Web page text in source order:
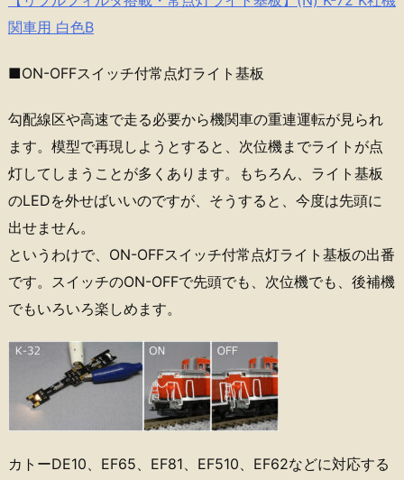
関車用 白色B
■ON-OFFスイッチ付常点灯ライト基板
勾配線区や高速で走る必要から機関車の重連運転が見られ
ます。模型で再現しようとすると、次位機までライトが点
灯してしまうことが多くあります。もちろん、ライト基板
のLEDを外せばいいのですが、そうすると、今度は先頭に
出せません。
というわけで、ON-OFFスイッチ付常点灯ライト基板の出番
です。スイッチのON-OFFで先頭でも、次位機でも、後補機
でもいろいろ楽しめます。
カトーDE10、EF65、EF81、EF510、EF62などに対応する